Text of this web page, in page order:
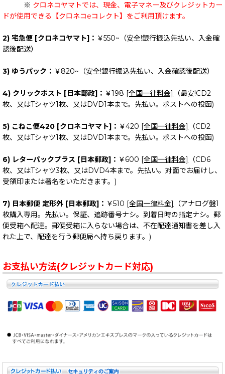
※ クロネコヤマトでは、現金、電子マネー及びクレジットカー
ドが使用できる【クロネコeコレクト】をご利用頂けます。
2) 宅急便 [クロネコヤマト]： ￥550~（安全!銀行振込先払い、入金確
認後配送）
3) ゆうパック： ￥820~（安全!銀行振込先払い、入金確認後配送）
4) クリックポスト [日本郵政]： ￥198 [全国一律料金]
（最安!CD2
枚、又はTシャツ1枚、又はDVD1本まで。先払い。ポストへの投函)
5) こねこ便420 [クロネコヤマト]： ￥420 [全国一律料金]
（CD2
枚、又はTシャツ1枚、又はDVD1本まで。先払い。ポストへの投函)
6) レターパックプラス [日本郵政]： ￥600 [全国一律料金]
（CD6
枚、又はTシャツ3枚、又はDVD4本まで。先払い。対面でお届けし、
受領印または署名をいただきます。)
7) 日本郵便 定形外 [日本郵政]： ￥510 [全国一律料金]
（アナログ盤1
枚購入専用。先払い。保証、追跡番号ナシ。到着日時の指定ナシ。郵
便受箱へ配達。郵便受箱に入らない場合は、不在配達通知書を差し入
れた上で、配達を行う郵便局へ持ち戻ります。)
お支払い方法(クレジットカード対応)